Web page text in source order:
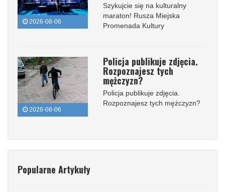
2026-08-06
Szykujcie się na kulturalny
maraton! Rusza Miejska
Promenada Kultury
2026-08-06
Policja publikuje zdjęcia.
Rozpoznajesz tych
mężczyzn?
Policja publikuje zdjęcia.
Rozpoznajesz tych mężczyzn?
Popularne Artykuły